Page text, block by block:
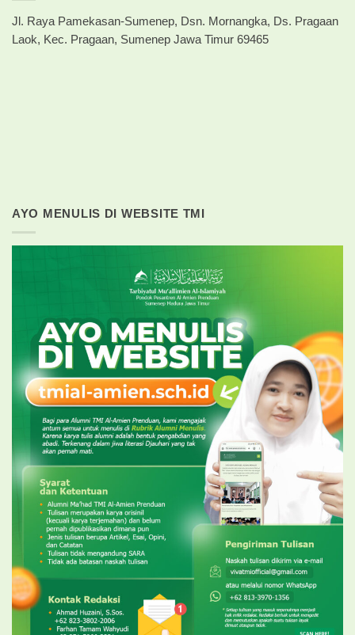
Jl. Raya Pamekasan-Sumenep, Dsn. Mornangka, Ds. Pragaan
Laok, Kec. Pragaan, Sumenep Jawa Timur 69465
AYO MENULIS DI WEBSITE TMI